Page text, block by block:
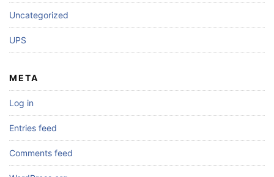
Uncategorized
UPS
META
Log in
Entries feed
Comments feed